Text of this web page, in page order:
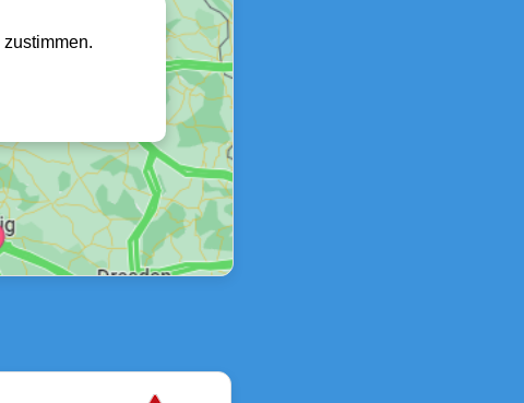
zustimmen.